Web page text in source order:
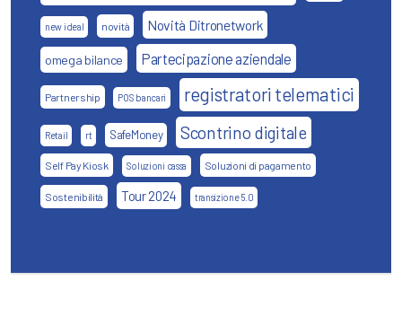
new ideal novità Novità Ditronetwork
omega bilance Partecipazione aziendale
Partnership POS bancari registratori telematici
Retail rt SafeMoney Scontrino digitale
Self Pay Kiosk Soluzioni cassa Soluzioni di pagamento
Sostenibilità Tour 2024 transizione 5.0